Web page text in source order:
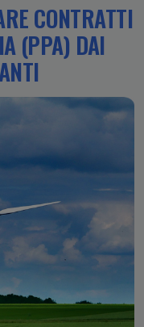
CONTRATTI
(PPA) DAI